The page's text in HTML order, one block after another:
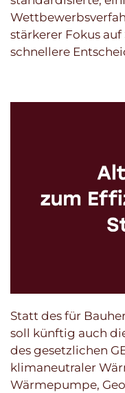
stärkerer Fokus
schnellere
Statt des für
soll künftig auch
des gesetzlichen
klimaneutraler
Wärmepumpe,